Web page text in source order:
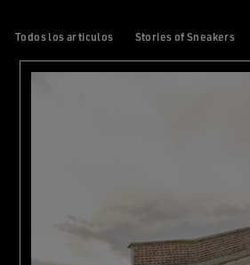
Todos los articulos Stories of Sneakers